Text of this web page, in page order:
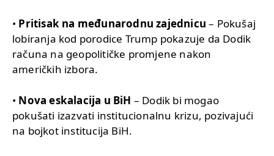
• Pritisak na međunarodnu zajednicu – Pokušaj
lobiranja kod porodice Trump pokazuje da Dodik
računa na geopolitičke promjene nakon
američkih izbora.
• Nova eskalacija u BiH – Dodik bi mogao
pokušati izazvati institucionalnu krizu, pozivajući
na bojkot institucija BiH.